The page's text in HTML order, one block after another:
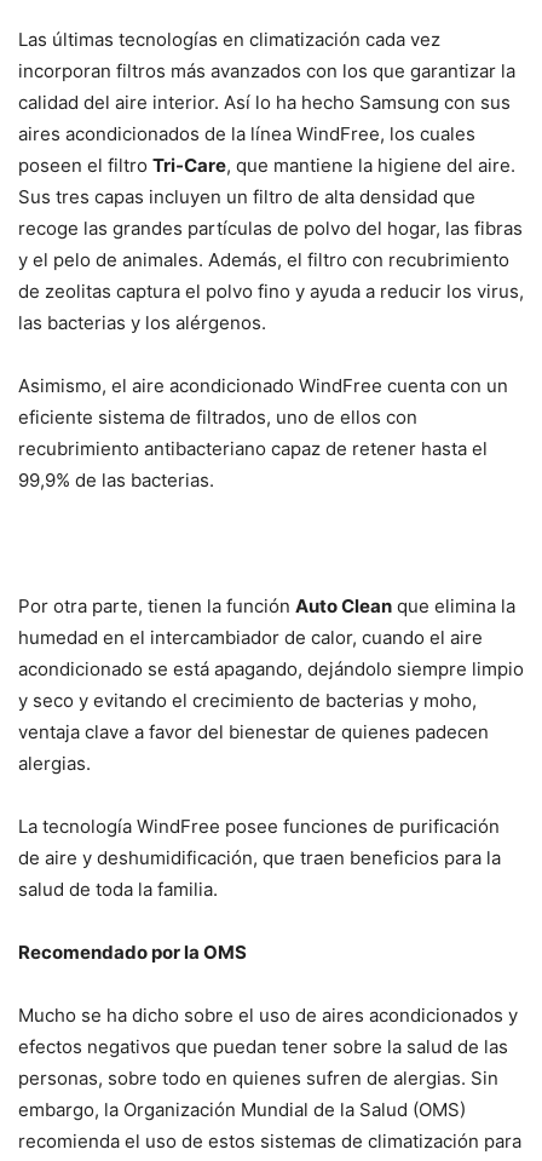
Las últimas tecnologías en climatización cada vez
incorporan filtros más avanzados con los que garantizar la
calidad del aire interior. Así lo ha hecho Samsung con sus
aires acondicionados de la línea WindFree, los cuales
poseen el filtro Tri-Care, que mantiene la higiene del aire.
Sus tres capas incluyen un filtro de alta densidad que
recoge las grandes partículas de polvo del hogar, las fibras
y el pelo de animales. Además, el filtro con recubrimiento
de zeolitas captura el polvo fino y ayuda a reducir los virus,
las bacterias y los alérgenos.
Asimismo, el aire acondicionado WindFree cuenta con un
eficiente sistema de filtrados, uno de ellos con
recubrimiento antibacteriano capaz de retener hasta el
99,9% de las bacterias.
Por otra parte, tienen la función Auto Clean que elimina la
humedad en el intercambiador de calor, cuando el aire
acondicionado se está apagando, dejándolo siempre limpio
y seco y evitando el crecimiento de bacterias y moho,
ventaja clave a favor del bienestar de quienes padecen
alergias.
La tecnología WindFree posee funciones de purificación
de aire y deshumidificación, que traen beneficios para la
salud de toda la familia.
Recomendado por la OMS
Mucho se ha dicho sobre el uso de aires acondicionados y
efectos negativos que puedan tener sobre la salud de las
personas, sobre todo en quienes sufren de alergias. Sin
embargo, la Organización Mundial de la Salud (OMS)
recomienda el uso de estos sistemas de climatización para